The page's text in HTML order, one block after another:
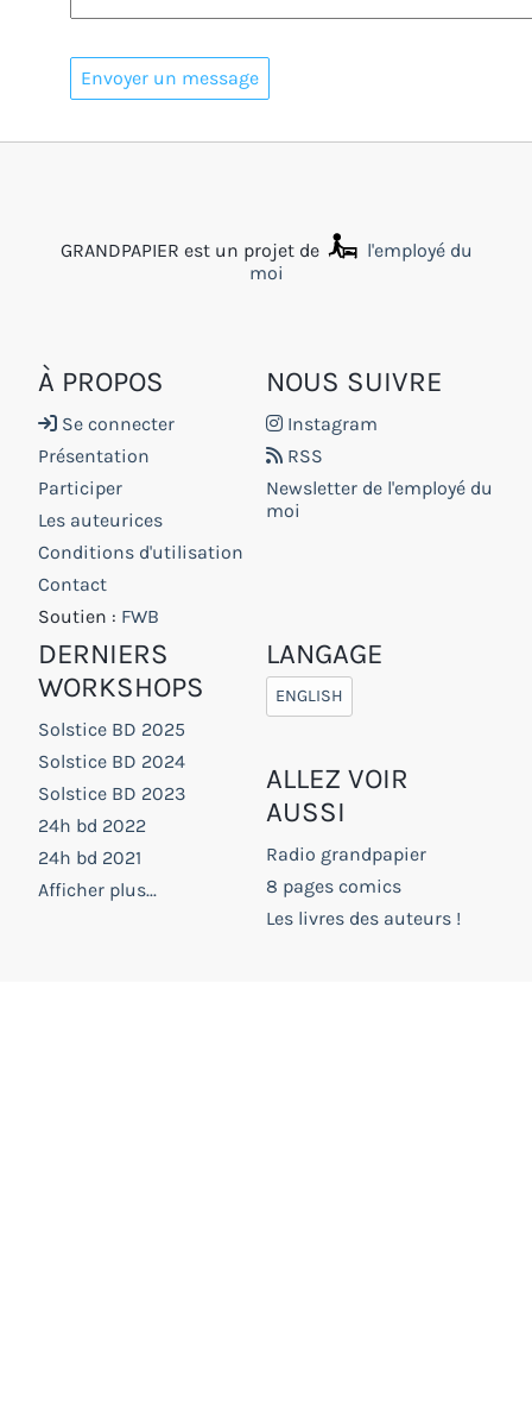
GRANDPAPIER est un projet de
l'employé du
moi
À PROPOS
Se connecter
Présentation
Participer
Les auteurices
Conditions d'utilisation
Contact
Soutien : FWB
NOUS SUIVRE
Instagram
RSS
Newsletter de l'employé du
moi
DERNIERS
WORKSHOPS
Solstice BD 2025
Solstice BD 2024
Solstice BD 2023
24h bd 2022
24h bd 2021
Afficher plus...
LANGAGE
ENGLISH
ALLEZ VOIR
AUSSI
Radio grandpapier
8 pages comics
Les livres des auteurs !